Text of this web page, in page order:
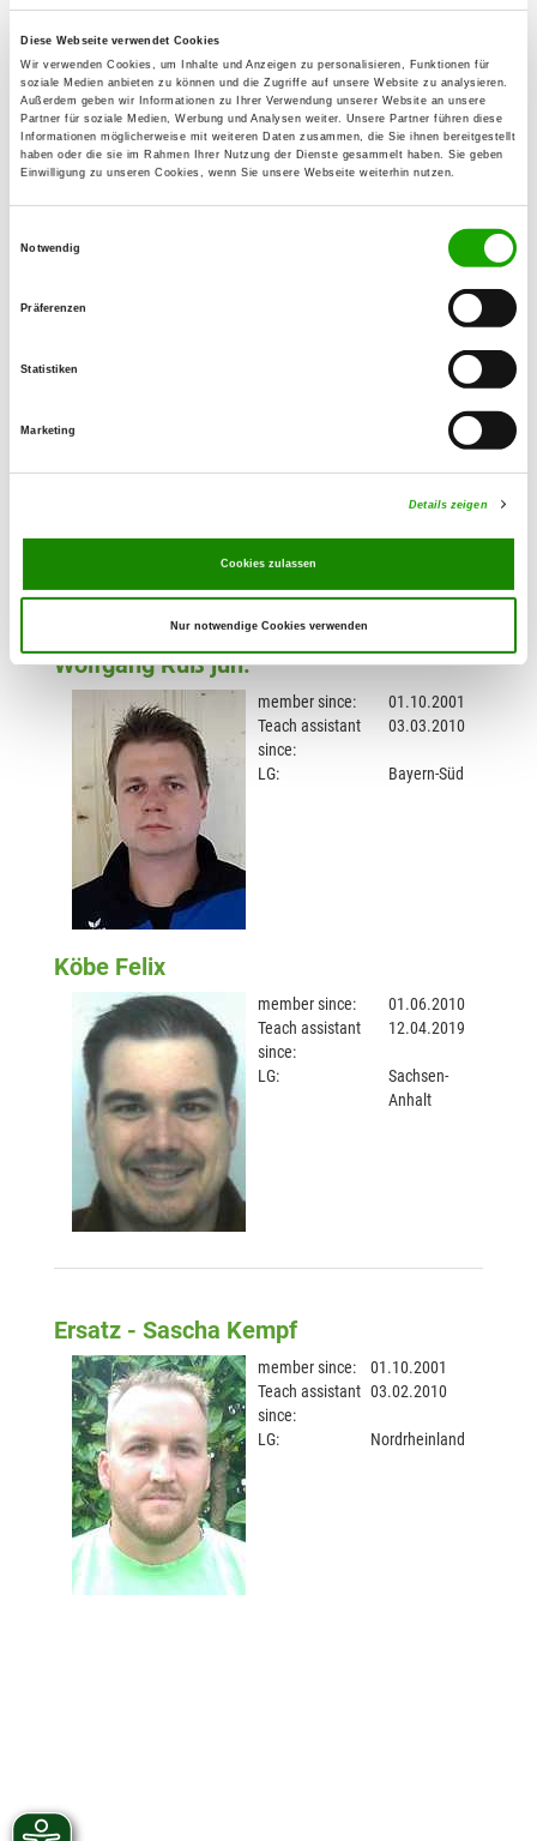
Diese Webseite verwendet Cookies
Wir verwenden Cookies, um Inhalte und Anzeigen zu personalisieren, Funktionen für
soziale Medien anbieten zu können und die Zugriffe auf unsere Website zu analysieren.
Außerdem geben wir Informationen zu Ihrer Verwendung unserer Website an unsere
Partner für soziale Medien, Werbung und Analysen weiter. Unsere Partner führen diese
Informationen möglicherweise mit weiteren Daten zusammen, die Sie ihnen bereitgestellt
haben oder die sie im Rahmen Ihrer Nutzung der Dienste gesammelt haben. Sie geben
Einwilligung zu unseren Cookies, wenn Sie unsere Webseite weiterhin nutzen.
Notwendig
Präferenzen
Statistiken
Marketing
Details zeigen
Cookies zulassen
Nur notwendige Cookies verwenden
Steffen Keiber
member since:
01.01.2007
Teach assistant
since:
26.04.2018
LG: Baden
Sascha Wittmann
01.01.2022
LG:
Bayern-
Nord
Wolfgang Ruß jun.
member since:
01.10.2001
Teach assistant
since:
03.03.2010
LG: Bayern-Süd
Köbe Felix
member since:
01.06.2010
Teach assistant
since:
12.04.2019
LG:
Sachsen-
Anhalt
Ersatz - Sascha Kempf
member since:
01.10.2001
Teach assistant
since:
03.02.2010
LG: Nordrheinland